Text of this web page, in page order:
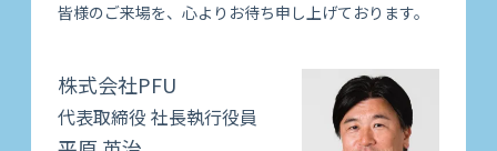
皆様のご来場を、心よりお待ち申し上げております。
株式会社PFU
代表取締役 社長執行役員